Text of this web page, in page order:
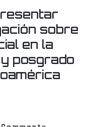
sobre
en la
posgrado